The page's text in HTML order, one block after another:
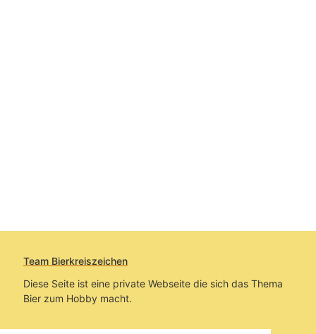
Team Bierkreiszeichen
Diese Seite ist eine private Webseite die sich das Thema
Bier zum Hobby macht.